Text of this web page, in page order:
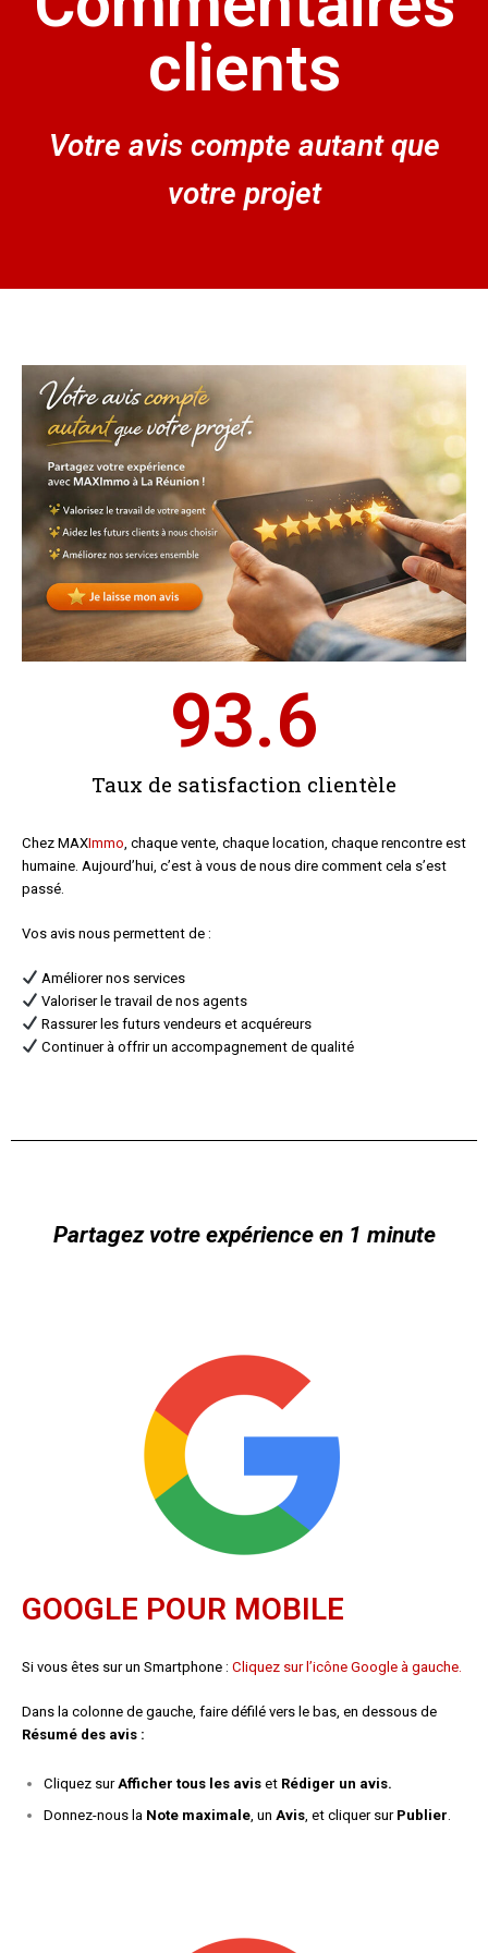
clients
Votre avis compte autant que
votre projet
Taux de satisfaction clientèle
93.6
Chez MAXImmo , chaque vente, chaque location, chaque rencontre est
humaine. Aujourd’hui, c’est à vous de nous dire comment cela s’est
passé.
Vos avis nous permettent de :
Améliorer nos services
Valoriser le travail de nos agents
Rassurer les futurs vendeurs et acquéreurs
Continuer à offrir un accompagnement de qualité
Partagez votre expérience en 1 minute
GOOGLE POUR MOBILE
Si vous êtes sur un Smartphone : Cliquez sur l’icône Google à gauche.
Dans la colonne de gauche, faire défilé vers le bas, en dessous de
Résumé des avis :
Cliquez sur Afficher tous les avis et Rédiger un avis.
Donnez-nous la Note maximale , un Avis , et cliquer sur Publier